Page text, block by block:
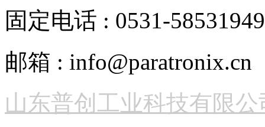
固定电话 : 0531-58531949
邮箱 : info@paratronix.cn
山东普创工业科技有限公